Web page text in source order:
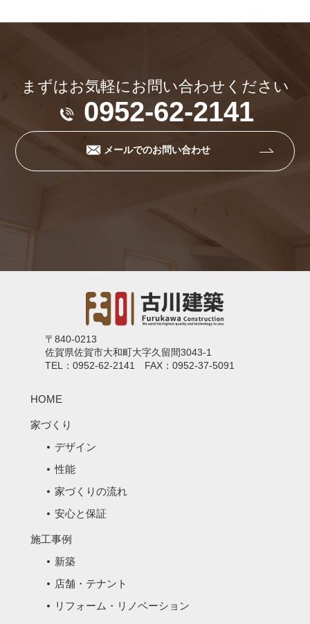
まずはお気軽にお問い合わせください
0952-62-2141
メールでのお問い合わせ
〒840-0213
佐賀県佐賀市大和町大字久留間3043-1
TEL：0952-62-2141 FAX：0952-37-5091
HOME
家づくり
デザイン
性能
家づくりの流れ
安心と保証
施工事例
新築
店舗・テナント
リフォーム・リノベーション